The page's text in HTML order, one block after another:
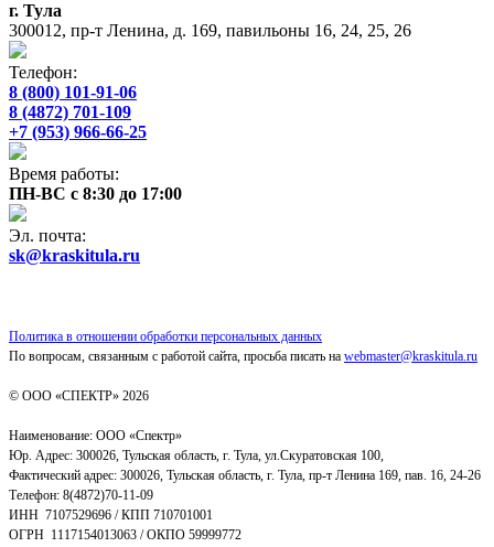
г. Тула
300012, пр-т Ленина, д. 169, павильоны 16, 24, 25, 26
Телефон:
8 (800) 101-91-06
8 (4872) 701-109
+7 (953) 966-66-25
Время работы:
ПН-ВС с 8:30 до 17:00
Эл. почта:
sk@kraskitula.ru
Политика в отношении обработки персональных данных
По вопросам, связанным с работой сайта, просьба писать на webmaster@kraskitula.ru
© ООО «СПЕКТР» 2026
Наименование: ООО «Спектр»
Юр. Адрес: 300026, Тульская область, г. Тула, ул.Скуратовская 100,
Фактический адрес: 300026, Тульская область, г. Тула, пр-т Ленина 169, пав. 16, 24-26
Телефон: 8(4872)70-11-09
ИНН 7107529696 / КПП 710701001
ОГРН 1117154013063 / ОКПО 59999772